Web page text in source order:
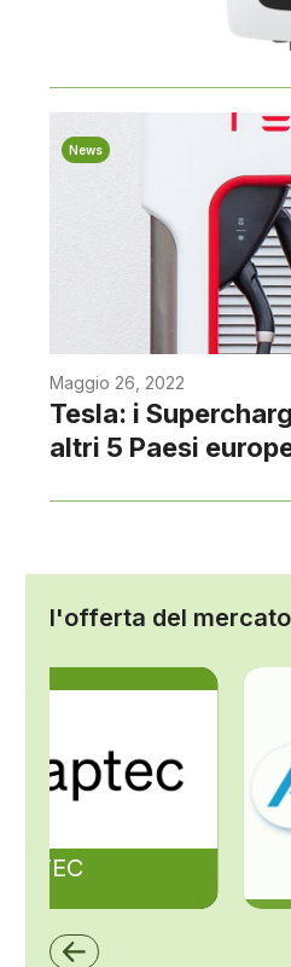
News
Maggio 26, 2022
Tesla: i
altri 5 Paesi
l'offerta del mercato